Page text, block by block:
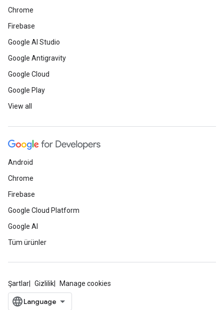
Chrome
Firebase
Google AI Studio
Google Antigravity
Google Cloud
Google Play
View all
Android
Chrome
Firebase
Google Cloud Platform
Google AI
Tüm ürünler
Şartlar Gizlilik Manage cookies